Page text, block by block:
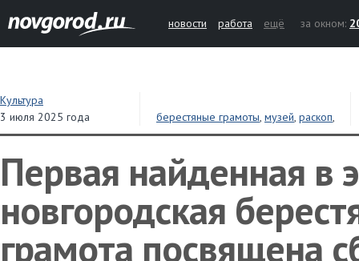
новости работа ещё за окном:
Культура
3 июля 2025 года
берестяные грамоты, музей, раскоп,
археология
Первая найденная в
новгородская
грамота посвящена